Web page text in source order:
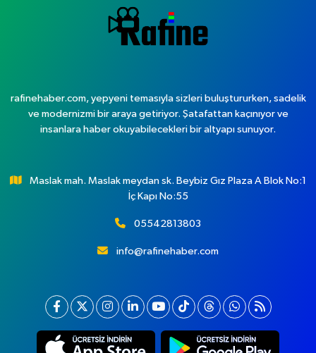
rafinehaber.com, yepyeni temasıyla sizleri buluştururken, sadelik
ve modernizmi bir araya getiriyor. Şatafattan kaçınıyor ve
insanlara haber okuyabilecekleri bir altyapı sunuyor.
Maslak mah. Maslak meydan sk. Beybiz Gız Plaza A Blok No:1
İç Kapı No:55
05542813803
info@rafinehaber.com